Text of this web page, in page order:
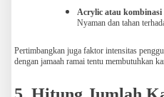
Acrylic atau kombinasi
Nyaman dan tahan
Pertimbangkan juga faktor intensitas
dengan jamaah ramai tentu membutuhkan